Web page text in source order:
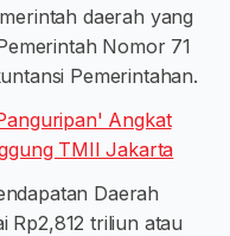
daerah yang
Nomor 71
Pemerintahan.
Angkat
TMII Jakarta
Daerah
Rp2,812 triliun atau